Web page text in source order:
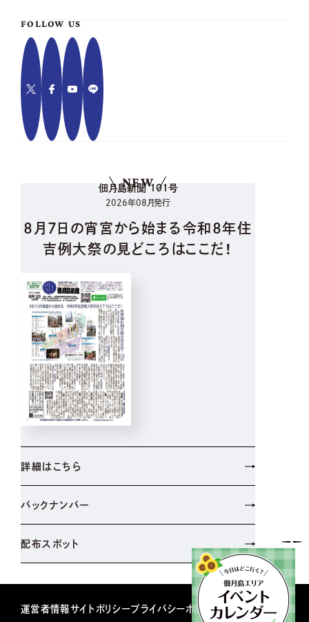
FOLLOW US
NEW
佃月島新聞 101号
2026年08月発行
8月7日の宵宮から始まる令和8年住
吉例大祭の見どころはここだ！
詳細はこちら
バックナンバー
配布スポット
運営者情報サイトポリシープライバシーポリシー